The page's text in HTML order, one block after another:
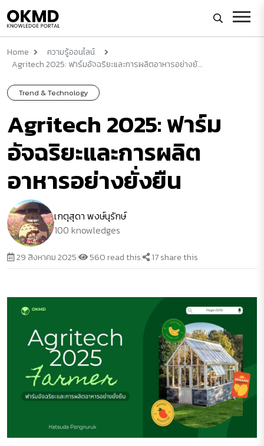
Home
ความรู้ออนไลน์
Agritech 2025: ฟาร์มอัจฉริยะและการผลิตอาหารอย่างยั...
Trend & Technology
Agritech 2025: ฟาร์ม
อัจฉริยะและการผลิต
อาหารอย่างยั่งยืน
เกตุสุดา พงษ์นุรักษ์
100 knowledges
29 สิงหาคม 2025| 560 read this| 17 share this